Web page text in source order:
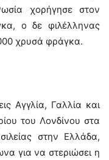
χορήγησε στον
ο δε φιλέλληνας
χρυσά φράγκα.
Αγγλία, Γαλλία και
του Λονδίνου στα
στην Ελλάδα,
για να στεριώσει η